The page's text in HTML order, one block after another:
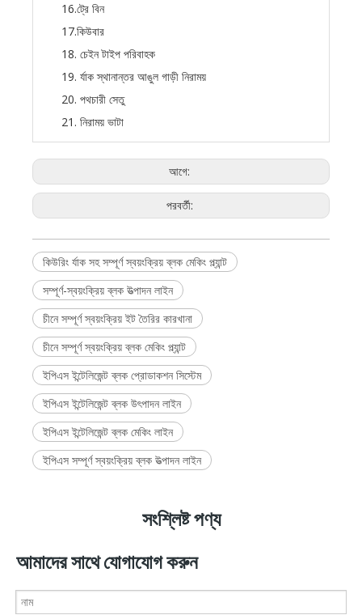
16.ট্রে বিন
17.কিউবার
18. চেইন টাইপ পরিবাহক
19. র্যাক স্থানান্তর আঙুল গাড়ী নিরাময়
20. পথচারী সেতু
21. নিরাময় ভাটা
আগে:
পরবর্তী:
কিউরিং র্যাক সহ সম্পূর্ণ স্বয়ংক্রিয় ব্লক মেকিং প্ল্যান্ট
সম্পূর্ণ-স্বয়ংক্রিয় ব্লক উত্পাদন লাইন
চীনে সম্পূর্ণ স্বয়ংক্রিয় ইট তৈরির কারখানা
চীনে সম্পূর্ণ স্বয়ংক্রিয় ব্লক মেকিং প্ল্যান্ট
ইপিএস ইন্টেলিজেন্ট ব্লক প্রোডাকশন সিস্টেম
ইপিএস ইন্টেলিজেন্ট ব্লক উৎপাদন লাইন
ইপিএস ইন্টেলিজেন্ট ব্লক মেকিং লাইন
ইপিএস সম্পূর্ণ স্বয়ংক্রিয় ব্লক উত্পাদন লাইন
সংশ্লিষ্ট পণ্য
আমাদের সাথে যোগাযোগ করুন